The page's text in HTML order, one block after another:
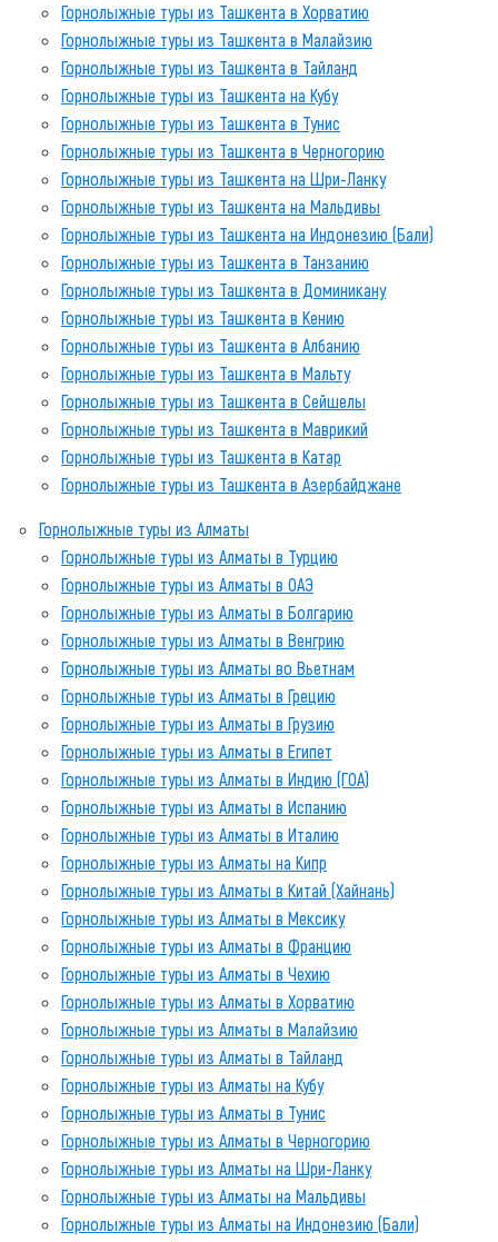
Горнолыжные туры из Ташкента в Хорватию
Горнолыжные туры из Ташкента в Малайзию
Горнолыжные туры из Ташкента в Тайланд
Горнолыжные туры из Ташкента на Кубу
Горнолыжные туры из Ташкента в Тунис
Горнолыжные туры из Ташкента в Черногорию
Горнолыжные туры из Ташкента на Шри-Ланку
Горнолыжные туры из Ташкента на Мальдивы
Горнолыжные туры из Ташкента на Индонезию (Бали)
Горнолыжные туры из Ташкента в Танзанию
Горнолыжные туры из Ташкента в Доминикану
Горнолыжные туры из Ташкента в Кению
Горнолыжные туры из Ташкента в Албанию
Горнолыжные туры из Ташкента в Мальту
Горнолыжные туры из Ташкента в Сейшелы
Горнолыжные туры из Ташкента в Маврикий
Горнолыжные туры из Ташкента в Катар
Горнолыжные туры из Ташкента в Азербайджане
Горнолыжные туры из Алматы
Горнолыжные туры из Алматы в Турцию
Горнолыжные туры из Алматы в ОАЭ
Горнолыжные туры из Алматы в Болгарию
Горнолыжные туры из Алматы в Венгрию
Горнолыжные туры из Алматы во Вьетнам
Горнолыжные туры из Алматы в Грецию
Горнолыжные туры из Алматы в Грузию
Горнолыжные туры из Алматы в Египет
Горнолыжные туры из Алматы в Индию (ГОА)
Горнолыжные туры из Алматы в Испанию
Горнолыжные туры из Алматы в Италию
Горнолыжные туры из Алматы на Кипр
Горнолыжные туры из Алматы в Китай (Хайнань)
Горнолыжные туры из Алматы в Мексику
Горнолыжные туры из Алматы в Францию
Горнолыжные туры из Алматы в Чехию
Горнолыжные туры из Алматы в Хорватию
Горнолыжные туры из Алматы в Малайзию
Горнолыжные туры из Алматы в Тайланд
Горнолыжные туры из Алматы на Кубу
Горнолыжные туры из Алматы в Тунис
Горнолыжные туры из Алматы в Черногорию
Горнолыжные туры из Алматы на Шри-Ланку
Горнолыжные туры из Алматы на Мальдивы
Горнолыжные туры из Алматы на Индонезию (Бали)